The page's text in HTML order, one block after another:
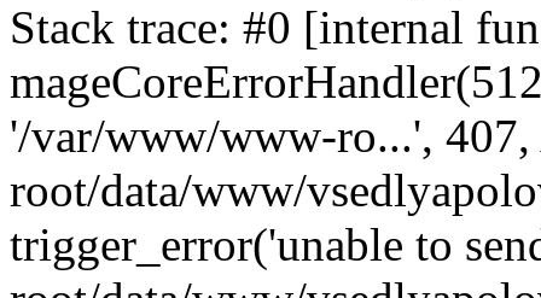
Stack trace: #0 [internal
'/var/www/www-ro...',
root/data/www/
trigger_error('unable to